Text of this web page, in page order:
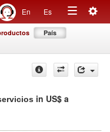
En Es
Toggle
País
in US$ a